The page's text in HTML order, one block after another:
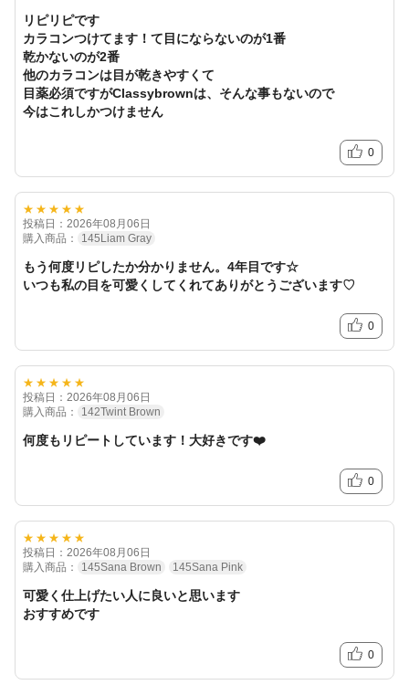
リピリピです
カラコンつけてます！て目にならないのが1番
乾かないのが2番
他のカラコンは目が乾きやすくて
目薬必須ですがClassybrownは、そんな事もないので
今はこれしかつけません
0
★★★★★
投稿日：2026年08月06日
購入商品：
145Liam Gray
もう何度リピしたか分かりません。4年目です☆
いつも私の目を可愛くしてくれてありがとうございます♡
0
★★★★★
投稿日：2026年08月06日
購入商品：
142Twint Brown
何度もリピートしています！大好きです❤️
0
★★★★★
投稿日：2026年08月06日
購入商品：
145Sana Brown 145Sana Pink
可愛く仕上げたい人に良いと思います
おすすめです
0